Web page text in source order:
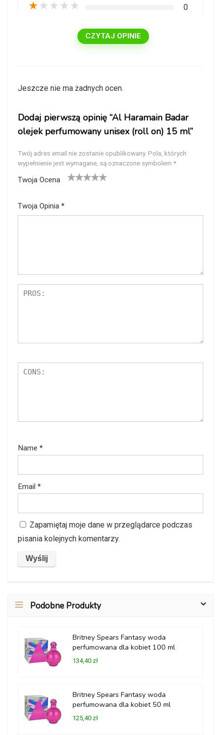
★ ★ ★ ★ ★ 0
CZYTAJ OPINIE
Jeszcze nie ma żadnych ocen.
Dodaj pierwszą opinię “Al Haramain Badar
olejek perfumowany unisex (roll on) 15 ml”
Twój adres email nie zostanie opublikowany. Pola, których
wypełnienie jest wymagane, są oznaczone symbolem *
Twoja Ocena
Twoja Opinia *
Name *
Email *
Zapamiętaj moje dane w przeglądarce podczas
pisania kolejnych komentarzy.
Podobne Produkty
Britney Spears Fantasy woda
perfumowana dla kobiet 100 ml
134,40 zł
Britney Spears Fantasy woda
perfumowana dla kobiet 50 ml
125,40 zł